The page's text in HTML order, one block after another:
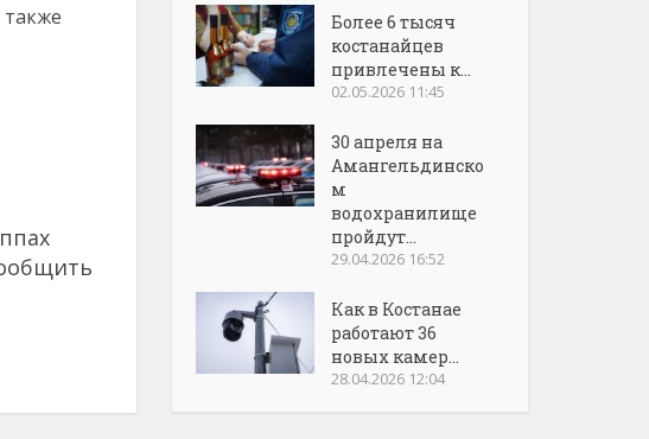
Более 6 тысяч
костанайцев
привлечены к...
02.05.2026 11:45
30 апреля на
Амангельдинско
м
водохранилище
пройдут...
29.04.2026 16:52
Как в Костанае
работают 36
новых камер...
28.04.2026 12:04